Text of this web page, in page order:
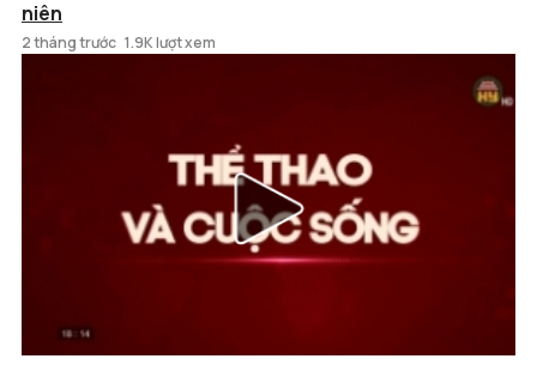
niên
2 tháng trước 1.9K lượt xem